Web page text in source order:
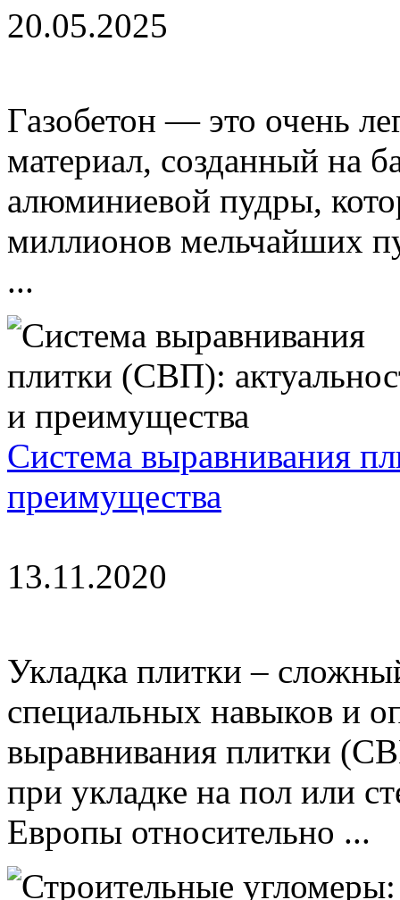
20.05.2025
Газобетон — это очень
материал, созданный на
алюминиевой пудры,
миллионов мельчайших
...
Система выравнивания
преимущества
13.11.2020
Укладка плитки –
специальных навыков и
выравнивания плитки
при укладке на пол или
Европы относительно ...